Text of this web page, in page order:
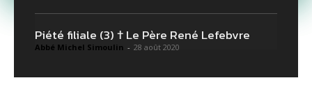
Piété filiale (3) † Le Père René Lefebvre
Abbé Michel Simoulin - 28 août 2020